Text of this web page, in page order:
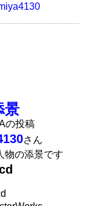
景
の投稿
さん
物の添景です